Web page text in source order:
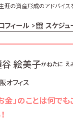
涯の資産形成のアドバイス
フィール スケジュ
絵美子かねたに え
オフィス
金」のことは何で